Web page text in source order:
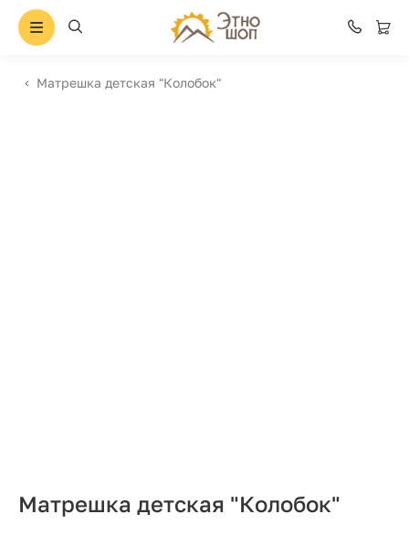
Матрешка детская "Колобок"
Матрешка детская "Колобок"